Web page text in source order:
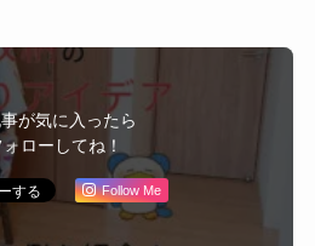
が気に入ったら
ォローしてね！
Follow Me